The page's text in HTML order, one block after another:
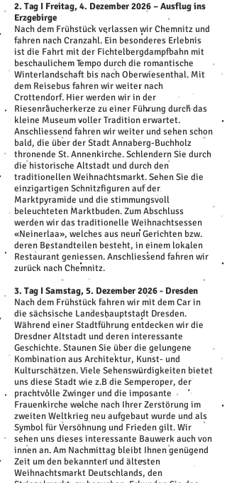
2. Tag I Freitag, 4. Dezember 2026 – Ausflug ins
Erzgebirge
Nach dem Frühstück verlassen wir Chemnitz und
fahren nach Cranzahl. Ein besonderes Erlebnis
ist die Fahrt mit der Fichtelbergdampfbahn mit
beschaulichem Tempo durch die romantische
Winterlandschaft bis nach Oberwiesenthal. Mit
dem Reisebus fahren wir weiter nach
Crottendorf. Hier werden wir in der
Riesenräucherkerze zu einer Führung durch das
kleine Museum voller Tradition erwartet.
Anschliessend fahren wir weiter und sehen schon
bald, die über der Stadt Annaberg-Buchholz
thronende St. Annenkirche. Schlendern Sie durch
die historische Altstadt und durch den
traditionellen Weihnachtsmarkt. Sehen Sie die
einzigartigen Schnitzfiguren auf der
Marktpyramide und die stimmungsvoll
beleuchteten Marktbuden. Zum Abschluss
werden wir das traditionelle Weihnachtsessen
«Neinerlaa», welches aus neun Gerichten bzw.
deren Bestandteilen besteht, in einem lokalen
Restaurant geniessen. Anschliessend fahren wir
zurück nach Chemnitz.
3. Tag I Samstag, 5. Dezember 2026 - Dresden
Nach dem Frühstück fahren wir mit dem Car in
die sächsische Landeshauptstadt Dresden.
Während einer Stadtführung entdecken wir die
Dresdner Altstadt und deren interessante
Geschichte. Staunen Sie über die gelungene
Kombination aus Architektur, Kunst- und
Kulturschätzen. Viele Sehenswürdigkeiten bietet
uns diese Stadt wie z.B die Semperoper, der
prachtvolle Zwinger und die imposante
Frauenkirche welche nach Ihrer Zerstörung im
zweiten Weltkrieg neu aufgebaut wurde und als
Symbol für Versöhnung und Frieden gilt. Wir
sehen uns dieses interessante Bauwerk auch von
innen an. Am Nachmittag bleibt Ihnen genügend
Zeit um den bekannten und ältesten
Weihnachtsmarkt Deutschlands, den